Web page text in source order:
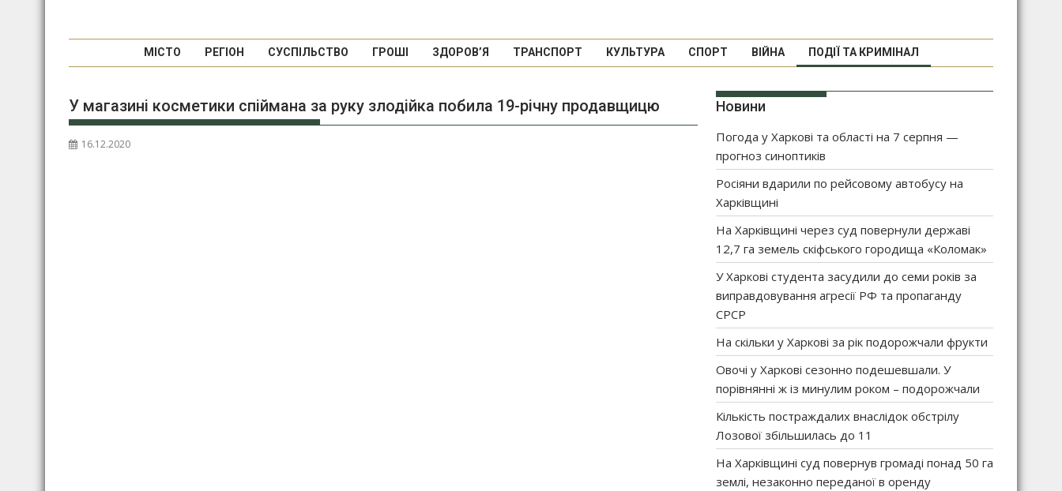
МІСТО РЕГІОН СУСПІЛЬСТВО ГРОШІ ЗДОРОВ’Я ТРАНСПОРТ КУЛЬТУРА СПОРТ ВІЙНА ПОДІЇ ТА КРИМІНАЛ
У магазині косметики спіймана за руку злодійка побила 19-річну продавщицю
16.12.2020
Новини
Погода у Харкові та області на 7 серпня —
прогноз синоптиків
Росіяни вдарили по рейсовому автобусу на
Харківщині
На Харківщині через суд повернули державі
12,7 га земель скіфського городища «Коломак»
У Харкові студента засудили до семи років за
виправдовування агресії РФ та пропаганду
СРСР
На скільки у Харкові за рік подорожчали фрукти
Овочі у Харкові сезонно подешевшали. У
порівнянні ж із минулим роком – подорожчали
Кількість постраждалих внаслідок обстрілу
Лозової збільшилась до 11
На Харківщині суд повернув громаді понад 50 га
землі, незаконно переданої в оренду